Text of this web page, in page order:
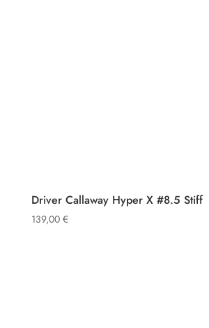
Driver Callaway Hyper X #8.5 Stiff
139,00 €